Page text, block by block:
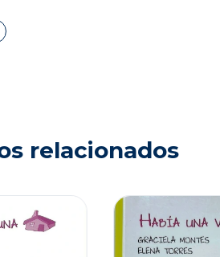
relacionados